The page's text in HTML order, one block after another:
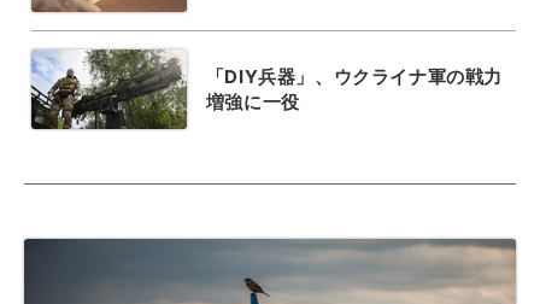
「DIY兵器」、ウクライナ軍の戦力
増強に一役